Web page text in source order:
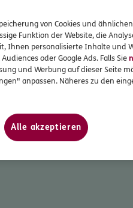
wenn Sie die
von Cookies und
Funktion der Website, die
Ihnen personalisierte Inhalte und
oder Google Ads. Falls Sie
und Werbung auf dieser Seite
anpassen. Näheres zu den
Alle akzeptieren